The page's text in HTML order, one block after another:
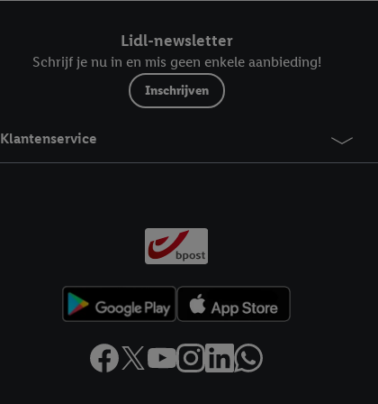
Lidl-newsletter
Schrijf je nu in en mis geen enkele aanbieding!
Inschrijven
Klantenservice